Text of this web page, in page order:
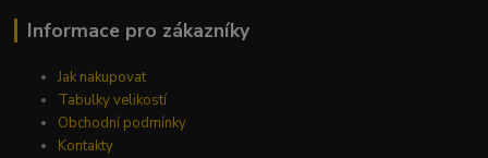
Informace pro zákazníky
Jak nakupovat
Tabulky velikostí
Obchodní podmínky
Kontakty